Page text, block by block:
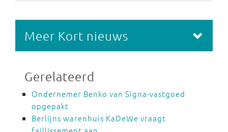
Meer Kort nieuws
Gerelateerd
Ondernemer Benko van Signa-vastgoed
opgepakt
Berlijns warenhuis KaDeWe vraagt